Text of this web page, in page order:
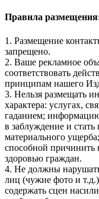
Правила
1. Размещение
запрещено.
2. Ваше рекламное
соответствовать
принципам нашего
3. Нельзя размещать
характера: услугах,
гаданием;
в заблуждение и
материального
способной причинить
здоровью граждан.
4. Не должны
лиц (чужие фото и
содержать сцен